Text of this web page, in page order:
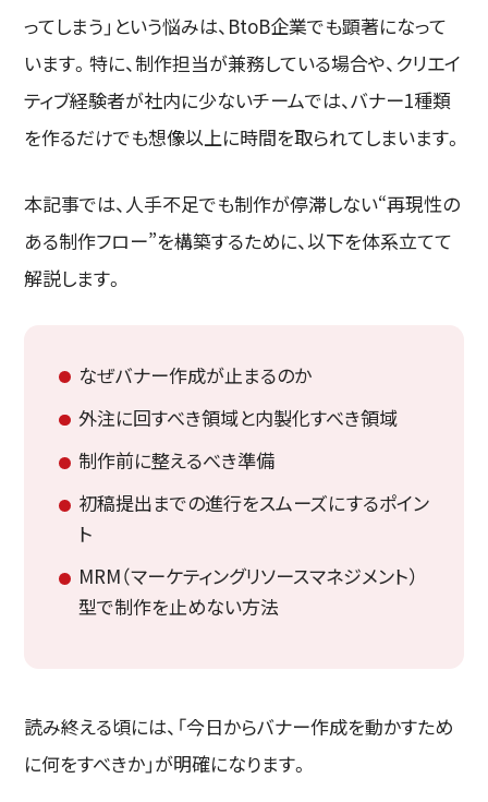
ってしまう」という悩みは、BtoB企業でも顕著になって
います。特に、制作担当が兼務している場合や、クリエイ
ティブ経験者が社内に少ないチームでは、バナー1種類
を作るだけでも想像以上に時間を取られてしまいます。
本記事では、人手不足でも制作が停滞しない“再現性の
ある制作フロー”を構築するために、以下を体系立てて
解説します。
なぜバナー作成が止まるのか
外注に回すべき領域と内製化すべき領域
制作前に整えるべき準備
初稿提出までの進行をスムーズにするポイン
ト
MRM（マーケティングリソースマネジメント）
型で制作を止めない方法
読み終える頃には、「今日からバナー作成を動かすため
に何をすべきか」が明確になります。